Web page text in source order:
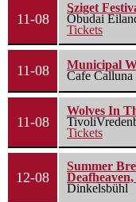
11-08
Sziget
Óbudai
Tickets
11-08
Municipal
Cafe
11-08
Wolves In
Tickets
12-08
Summer
Dinkelsbühl